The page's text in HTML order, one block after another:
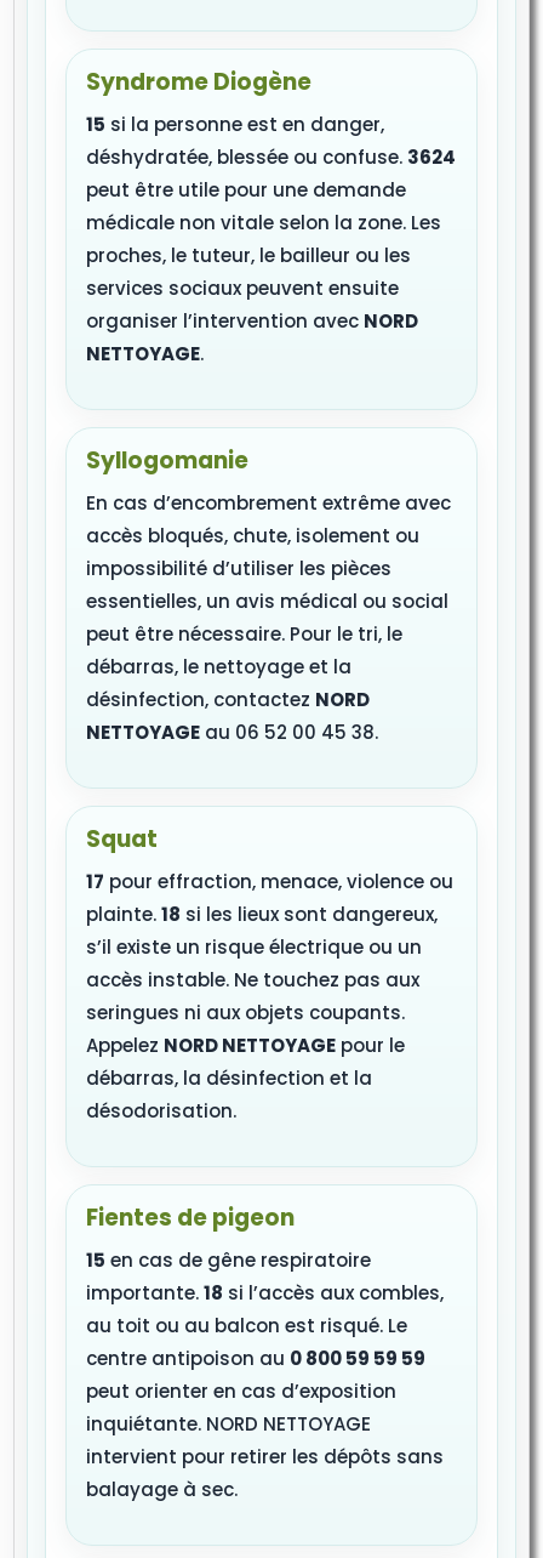
Syndrome Diogène
15 si la personne est en danger,
déshydratée, blessée ou confuse. 3624
peut être utile pour une demande
médicale non vitale selon la zone. Les
proches, le tuteur, le bailleur ou les
services sociaux peuvent ensuite
organiser l’intervention avec NORD
NETTOYAGE.
Syllogomanie
En cas d’encombrement extrême avec
accès bloqués, chute, isolement ou
impossibilité d’utiliser les pièces
essentielles, un avis médical ou social
peut être nécessaire. Pour le tri, le
débarras, le nettoyage et la
désinfection, contactez NORD
NETTOYAGE au 06 52 00 45 38.
Squat
17 pour effraction, menace, violence ou
plainte.18 si les lieux sont dangereux,
s’il existe un risque électrique ou un
accès instable. Ne touchez pas aux
seringues ni aux objets coupants.
Appelez NORD NETTOYAGE pour le
débarras, la désinfection et la
désodorisation.
Fientes de pigeon
15 en cas de gêne respiratoire
importante.18 si l’accès aux combles,
au toit ou au balcon est risqué. Le
centre antipoison au 0 800 59 59 59
peut orienter en cas d’exposition
inquiétante. NORD NETTOYAGE
intervient pour retirer les dépôts sans
balayage à sec.